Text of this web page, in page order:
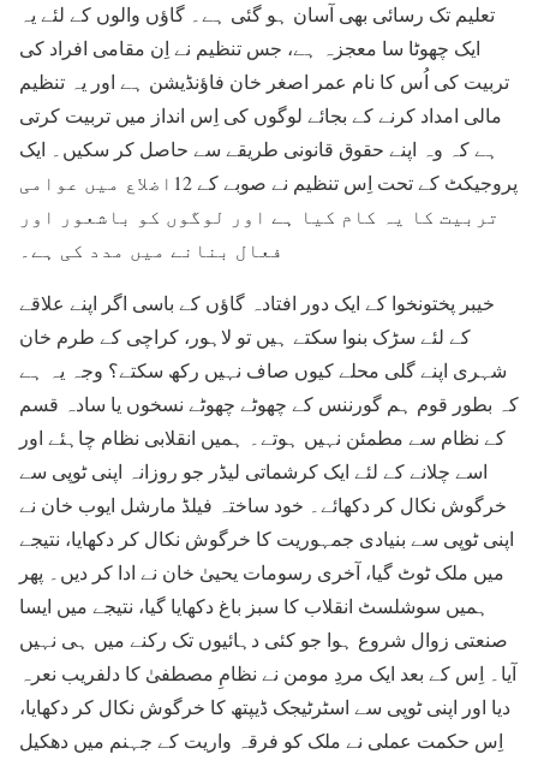
تعلیم تک رسائی بھی آسان ہو گئی ہے۔ گاؤں والوں کے لئے یہ
ایک چھوٹا سا معجزہ ہے، جس تنظیم نے اِن مقامی افراد کی
تربیت کی اُس کا نام عمر اصغر خان فاؤنڈیشن ہے اور یہ تنظیم
مالی امداد کرنے کے بجائے لوگوں کی اِس انداز میں تربیت کرتی
ہے کہ وہ اپنے حقوق قانونی طریقے سے حاصل کر سکیں۔ ایک
پروجیکٹ کے تحت اِس تنظیم نے صوبے کے 12اضلاع میں عوامی
تربیت کا یہ کام کیا ہے اور لوگوں کو باشعور اور
فعال بنانے میں مدد کی ہے۔
خیبر پختونخوا کے ایک دور افتادہ گاؤں کے باسی اگر اپنے علاقے
کے لئے سڑک بنوا سکتے ہیں تو لاہور، کراچی کے طرم خان
شہری اپنے گلی محلے کیوں صاف نہیں رکھ سکتے؟ وجہ یہ ہے
کہ بطور قوم ہم گورننس کے چھوٹے چھوٹے نسخوں یا سادہ قسم
کے نظام سے مطمئن نہیں ہوتے۔ ہمیں انقلابی نظام چاہئے اور
اسے چلانے کے لئے ایک کرشماتی لیڈر جو روزانہ اپنی ٹوپی سے
خرگوش نکال کر دکھائے۔ خود ساختہ فیلڈ مارشل ایوب خان نے
اپنی ٹوپی سے بنیادی جمہوریت کا خرگوش نکال کر دکھایا، نتیجے
میں ملک ٹوٹ گیا، آخری رسومات یحییٰ خان نے ادا کر دیں۔ پھر
ہمیں سوشلسٹ انقلاب کا سبز باغ دکھایا گیا، نتیجے میں ایسا
صنعتی زوال شروع ہوا جو کئی دہائیوں تک رکنے میں ہی نہیں
آیا۔ اِس کے بعد ایک مردِ مومن نے نظامِ مصطفیٰ کا دلفریب نعرہ
دیا اور اپنی ٹوپی سے اسٹرٹیجک ڈیپتھ کا خرگوش نکال کر دکھایا،
اِس حکمت عملی نے ملک کو فرقہ واریت کے جہنم میں دھکیل